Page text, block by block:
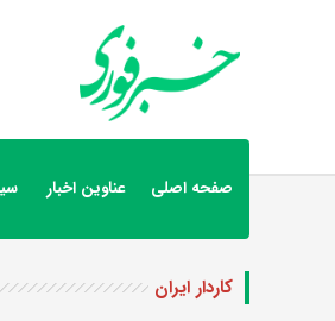
صفحه اصلی عناوین اخبار
کاردار ایران